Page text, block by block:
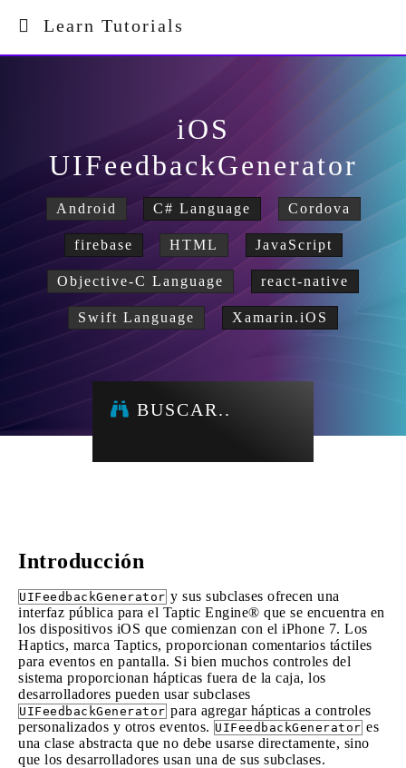
Learn Tutorials
iOS
UIFeedbackGenerator
Android C# Language Cordova
firebase HTML JavaScript
Objective-C Language react-native
Swift Language Xamarin.iOS
BUSCAR..
Introducción
UIFeedbackGenerator y sus subclases ofrecen una
interfaz pública para el Taptic Engine® que se encuentra en
los dispositivos iOS que comienzan con el iPhone 7. Los
Haptics, marca Taptics, proporcionan comentarios táctiles
para eventos en pantalla. Si bien muchos controles del
sistema proporcionan hápticas fuera de la caja, los
desarrolladores pueden usar subclases
UIFeedbackGenerator para agregar hápticas a controles
personalizados y otros eventos. UIFeedbackGenerator es
una clase abstracta que no debe usarse directamente, sino
que los desarrolladores usan una de sus subclases.